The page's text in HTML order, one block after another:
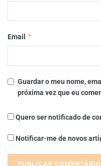
Email *
Guardar o meu nome,
próxima vez que eu
Quero ser notificado de
Notificar-me de novos